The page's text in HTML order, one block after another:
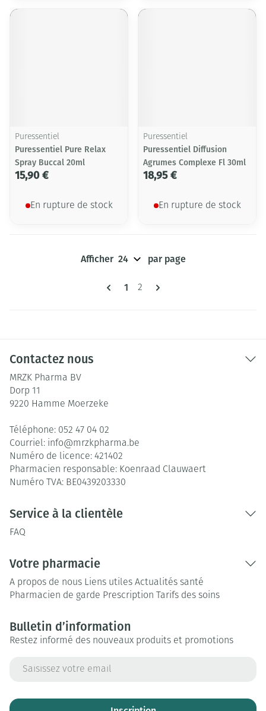
Puressentiel
Puressentiel Pure Relax
Spray Buccal 20ml
15,90 €
En rupture de stock
Puressentiel
Puressentiel Diffusion
Agrumes Complexe Fl 30ml
18,95 €
En rupture de stock
Pages
Vous lisez actuellement la page
1 Page
2
Afficher par page
Contactez nous
MRZK Pharma BV
Dorp 11
9220 Hamme Moerzeke
Téléphone: 052 47 04 02
Courriel: info@mrzkpharma.be
Numéro de licence: 421402
Pharmacien responsable: Koenraad Clauwaert
Numéro TVA: BE0439203330
Service à la clientèle
FAQ
Votre pharmacie
A propos de nous Liens utiles Actualités santé
Pharmacien de garde Prescription Tarifs des soins
Bulletin d’information
Restez informé des nouveaux produits et promotions